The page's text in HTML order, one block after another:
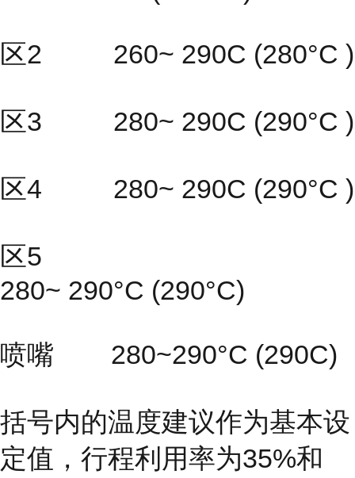
区2 260~ 290C (280°C )
区3 280~ 290C (290°C )
区4 280~ 290C (290°C )
区5
280~ 290°C (290°C)
喷嘴 280~290°C (290C)
括号内的温度建议作为基本设
定值，行程利用率为35%和